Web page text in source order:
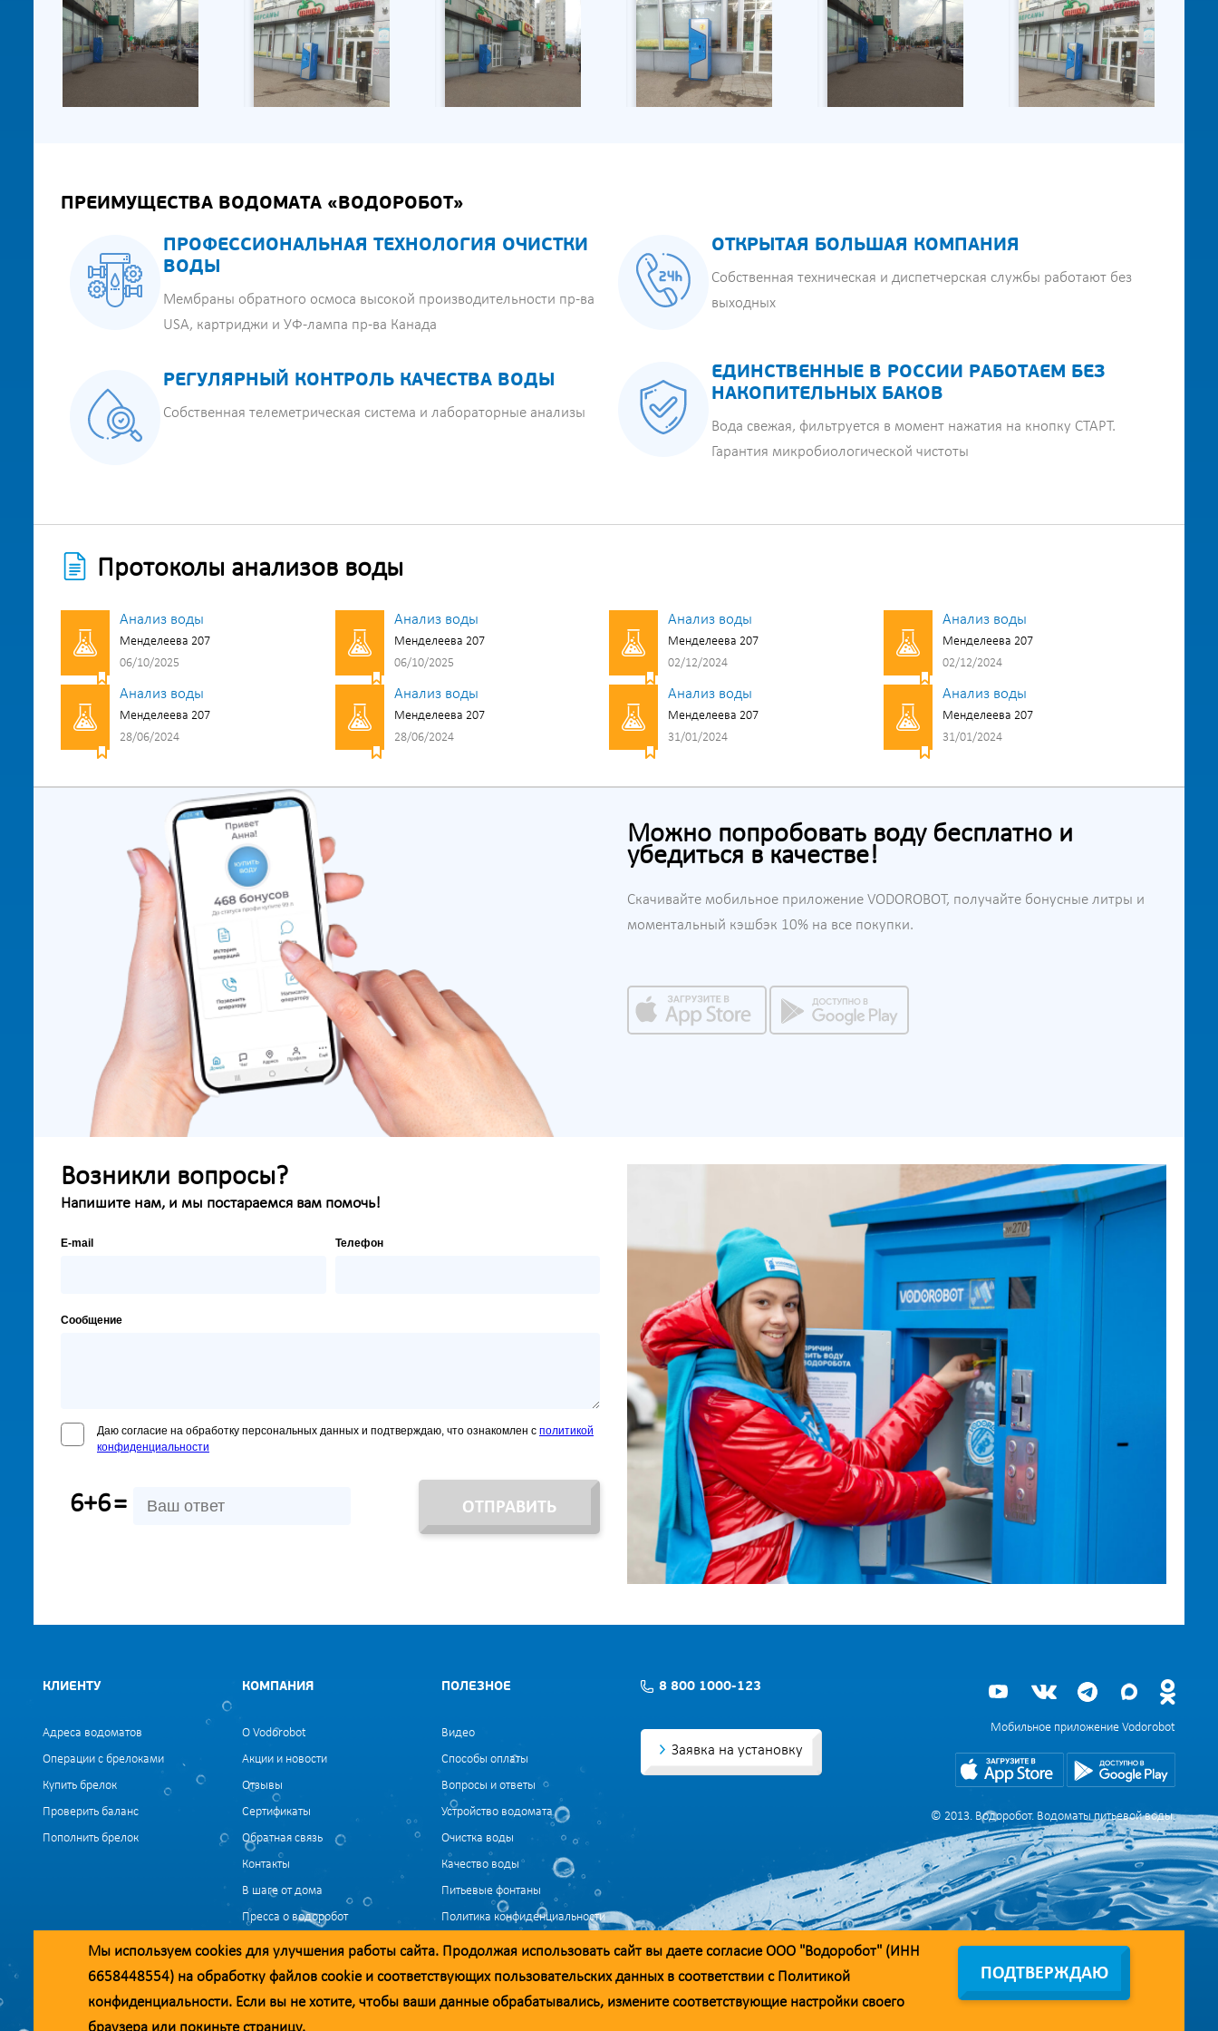
ПРЕИМУЩЕСТВА ВОДОМАТА «ВОДОРОБОТ»
ПРОФЕССИОНАЛЬНАЯ ТЕХНОЛОГИЯ ОЧИСТКИ
ВОДЫ
Мембраны обратного осмоса высокой производительности пр-ва
USA, картриджи и УФ-лампа пр-ва Канада
РЕГУЛЯРНЫЙ КОНТРОЛЬ КАЧЕСТВА ВОДЫ
Собственная телеметрическая система и лабораторные анализы
ОТКРЫТАЯ БОЛЬШАЯ КОМПАНИЯ
Собственная техническая и диспетчерская службы работают без
выходных
ЕДИНСТВЕННЫЕ В РОССИИ РАБОТАЕМ БЕЗ
НАКОПИТЕЛЬНЫХ БАКОВ
Вода свежая, фильтруется в момент нажатия на кнопку СТАРТ.
Гарантия микробиологической чистоты
Протоколы анализов воды
Анализ воды
Менделеева 207
06/10/2025
Анализ воды
Менделеева 207
06/10/2025
Анализ воды
Менделеева 207
02/12/2024
Анализ воды
Менделеева 207
02/12/2024
Анализ воды
Менделеева 207
28/06/2024
Анализ воды
Менделеева 207
28/06/2024
Анализ воды
Менделеева 207
31/01/2024
Анализ воды
Менделеева 207
31/01/2024
Можно попробовать воду бесплатно и
убедиться в качестве!
Скачивайте мобильное приложение VODOROBOT, получайте бонусные литры и
моментальный кэшбэк 10% на все покупки.
Возникли вопросы?
Напишите нам, и мы постараемся вам помочь!
E-mail Телефон
Сообщение
Даю согласие на обработку персональных данных и подтверждаю, что ознакомлен с политикой
конфиденциальности
6+6= ОТПРАВИТЬ
КЛИЕНТУ
Адреса водоматов
Операции с брелоками
Купить брелок
Проверить баланс
Пополнить брелок
КОМПАНИЯ
О Vodorobot
Акции и новости
Отзывы
Сертификаты
Обратная связь
Контакты
В шаге от дома
Пресса о водоробот
ПОЛЕЗНОЕ
Видео
Способы оплаты
Вопросы и ответы
Устройство водомата
Очистка воды
Качество воды
Питьевые фонтаны
Политика конфиденциальности
Согласие на обработку данных
Согласие на обработку данных для маркетинга
8 800 1000-123
Заявка на установку
Мобильное приложение Vodorobot
© 2013. Водоробот. Водоматы питьевой воды.
Уважаемые клиенты и партнёры!
Наша компания строит взаимодействие на принципах открытости и добросовестности. При необходимости вы можете отправить обращение на адрес линии доверия:
ПОДТВЕРЖДАЮ
Мы используем cookies для улучшения работы сайта. Продолжая использовать сайт вы даете согласие ООО "Водоробот" (ИНН
6658448554) на обработку файлов cookieи соответствующих пользовательских данных в соответствии с Политикой
конфиденциальности. Если вы не хотите, чтобы ваши данные обрабатывались, измените соответствующие настройки своего
браузера или покиньте страницу.